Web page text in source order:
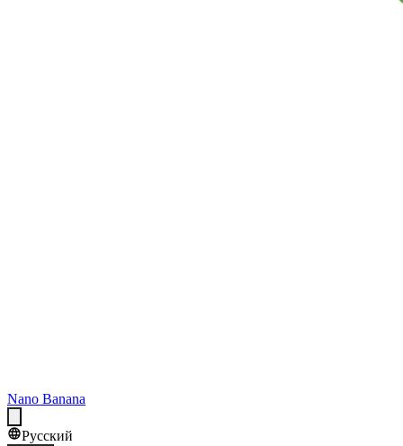
Nano Banana
Русский